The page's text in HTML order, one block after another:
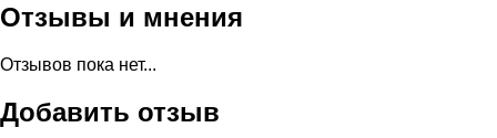
Отзывы и мнения
Отзывов пока нет...
Добавить отзыв